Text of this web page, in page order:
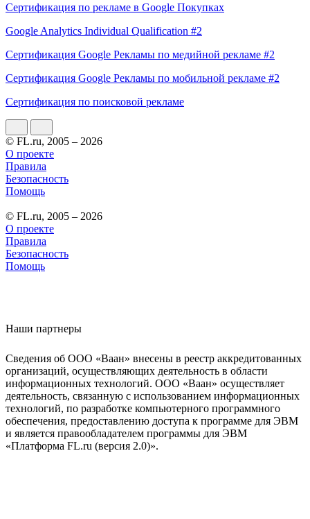
Сертификация по рекламе в Google Покупках
Google Analytics Individual Qualification #2
Сертификация Google Рекламы по медийной рекламе #2
Сертификация Google Рекламы по мобильной рекламе #2
Сертификация по поисковой рекламе
© FL.ru, 2005 – 2026
О проекте
Правила
Безопасность
Помощь
© FL.ru, 2005 – 2026
О проекте
Правила
Безопасность
Помощь
Наши партнеры
Сведения об ООО «Ваан» внесены в реестр аккредитованных
организаций, осуществляющих деятельность в области
информационных технологий. ООО «Ваан» осуществляет
деятельность, связанную с использованием информационных
технологий, по разработке компьютерного программного
обеспечения, предоставлению доступа к программе для ЭВМ
и является правообладателем программы для ЭВМ
«Платформа FL.ru (версия 2.0)».